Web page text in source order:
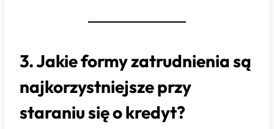
3. Jakie formy zatrudnienia są
najkorzystniejsze przy
staraniu się o kredyt?